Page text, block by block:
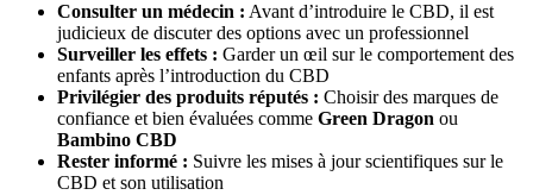
Consulter un médecin : Avant d’introduire le CBD, il est
judicieux de discuter des options avec un professionnel
Surveiller les effets : Garder un œil sur le comportement des
enfants après l’introduction du CBD
Privilégier des produits réputés : Choisir des marques de
confiance et bien évaluées comme Green Dragon ou
Bambino CBD
Rester informé : Suivre les mises à jour scientifiques sur le
CBD et son utilisation